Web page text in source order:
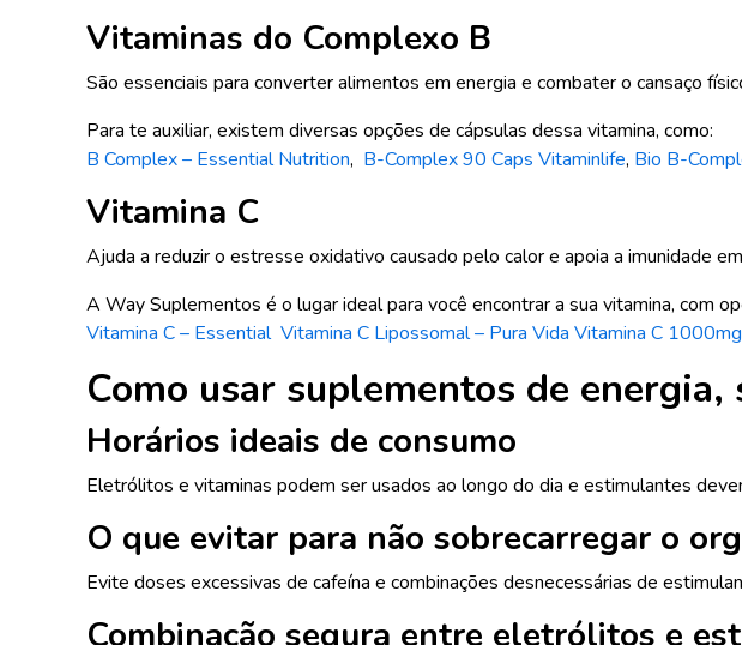
Vitaminas do Complexo B
São essenciais para converter alimentos em energia e combater o cansaço
Para te auxiliar, existem diversas opções de cápsulas dessa vitamina, como:
B Complex – Essential Nutrition, B-Complex 90 Caps Vitaminlife, Bio B-
Vitamina C
Ajuda a reduzir o estresse oxidativo causado pelo calor e apoia a imunidade
A Way Suplementos é o lugar ideal para você encontrar a sua vitamina, com
Vitamina C – Essential Vitamina C Lipossomal – Pura Vida Vitamina C
Como usar suplementos de energia,
Horários ideais de consumo
Eletrólitos e vitaminas podem ser usados ao longo do dia e estimulantes
O que evitar para não sobrecarregar o
Evite doses excessivas de cafeína e combinações desnecessárias de
Combinação segura entre eletrólitos e